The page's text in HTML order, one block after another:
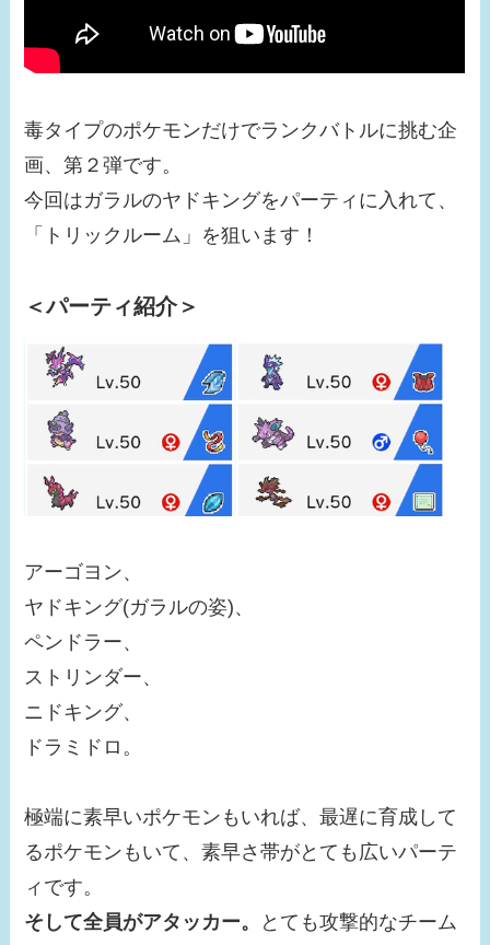
毒タイプのポケモンだけでランクバトルに挑む企
画、第２弾です。
今回はガラルのヤドキングをパーティに入れて、
「トリックルーム」を狙います！
＜パーティ紹介＞
アーゴヨン、
ヤドキング(ガラルの姿)、
ペンドラー、
ストリンダー、
ニドキング、
ドラミドロ。
極端に素早いポケモンもいれば、最遅に育成して
るポケモンもいて、素早さ帯がとても広いパーテ
ィです。
そして全員がアタッカー。
とても攻撃的なチーム